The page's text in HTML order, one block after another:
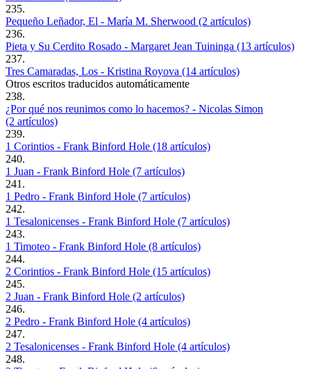
235.
Pequeño Leñador, El - María M. Sherwood (2 artículos)
236.
Pieta y Su Cerdito Rosado - Margaret Jean Tuininga (13 artículos)
237.
Tres Camaradas, Los - Kristina Royova (14 artículos)
Otros escritos traducidos automáticamente
238.
¿Por qué nos reunimos como lo hacemos? - Nicolas Simon
(2 artículos)
239.
1 Corintios - Frank Binford Hole (18 artículos)
240.
1 Juan - Frank Binford Hole (7 artículos)
241.
1 Pedro - Frank Binford Hole (7 artículos)
242.
1 Tesalonicenses - Frank Binford Hole (7 artículos)
243.
1 Timoteo - Frank Binford Hole (8 artículos)
244.
2 Corintios - Frank Binford Hole (15 artículos)
245.
2 Juan - Frank Binford Hole (2 artículos)
246.
2 Pedro - Frank Binford Hole (4 artículos)
247.
2 Tesalonicenses - Frank Binford Hole (4 artículos)
248.